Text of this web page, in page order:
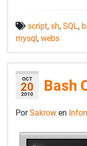
script, sh, SQL,
mysql, webs
OCT
20
2010 Bash
PorSakrow en